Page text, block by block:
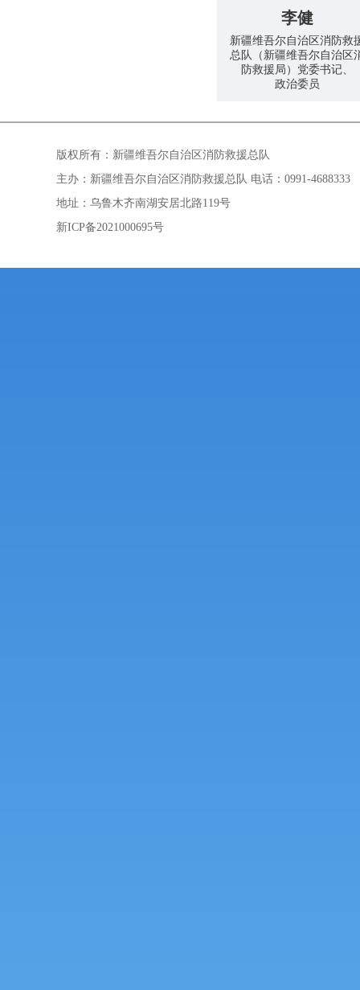
李健
新疆维吾尔自治区消防救
总队（新疆维吾尔自治区
防救援局）党委书记、
政治委员
版权所有：新疆维吾尔自治区消防救援总队
主办：新疆维吾尔自治区消防救援总队 电话：0991-4688333
地址：乌鲁木齐南湖安居北路119号
新ICP备2021000695号